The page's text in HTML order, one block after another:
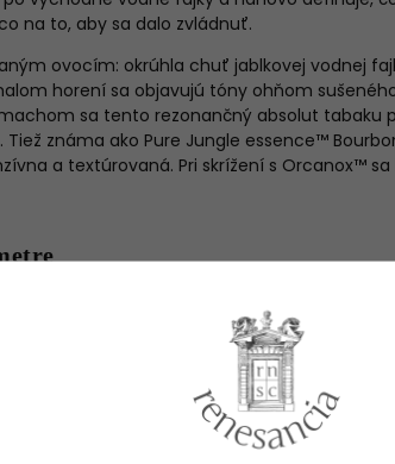
na to, aby sa dalo zvládnuť.
ovocím: okrúhla chuť jablkovej vodnej
horení sa objavujú tóny ohňom
sa tento rezonančný absolut tabaku
známa ako Pure Jungle essence™
a textúrovaná. Pri skrížení s Orcanox™
Parfumované vody